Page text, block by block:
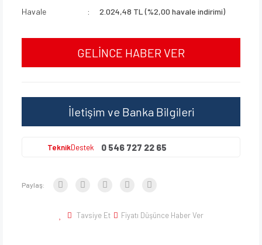
Havale
2.024,48 TL (%2,00 havale indirimi)
GELİNCE HABER VER
İletişim ve Banka Bilgileri
TeknikDestek 0 546 727 22 65
Paylaş:
Tavsiye Et Fiyatı Düşünce Haber Ver